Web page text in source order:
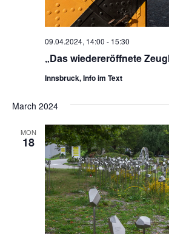
„Das wiedereröffnete
09.04.2024, 14:00 - 15:30
Innsbruck, Info im Text
March 2024
MON
18